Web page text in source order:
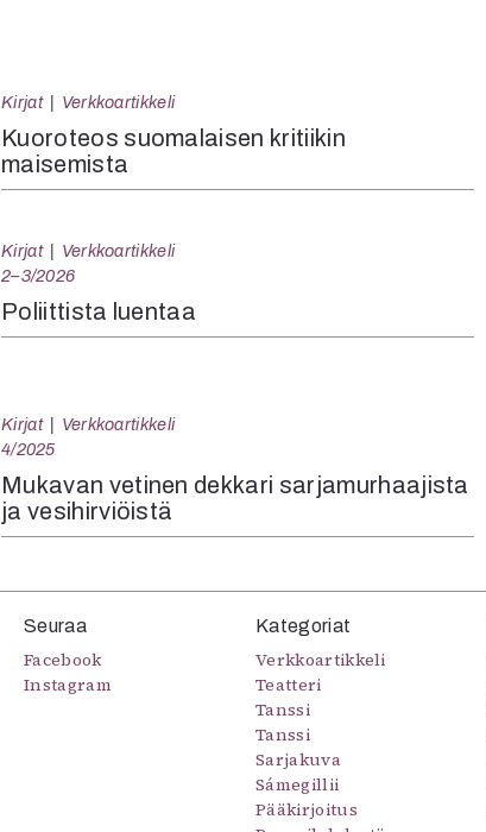
Kirjat Verkkoartikkeli
Kuoroteos suomalaisen kritiikin
maisemista
Kirjat
Verkkoartikkeli
2–3/2026
Poliittista luentaa
Kirjat
Verkkoartikkeli
4/2025
Mukavan vetinen dekkari sarjamurhaajista
ja vesihirviöistä
Seuraa
Facebook
Instagram
Kategoriat
Verkkoartikkeli
Teatteri
Tanssi
Tanssi
Sarjakuva
Sámegillii
Pääkirjoitus